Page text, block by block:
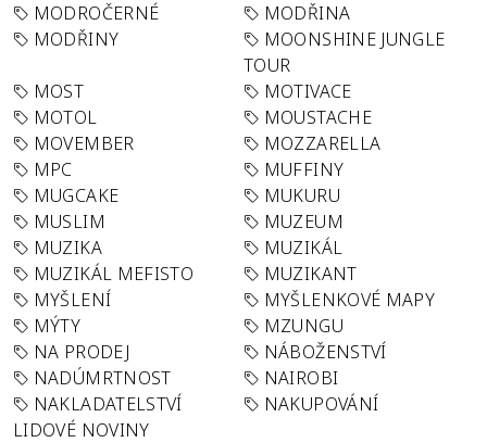
MODROČERNÉ
MODŘINA
MODŘINY
MOONSHINE JUNGLE
TOUR
MOST
MOTIVACE
MOTOL
MOUSTACHE
MOVEMBER
MOZZARELLA
MPC
MUFFINY
MUGCAKE
MUKURU
MUSLIM
MUZEUM
MUZIKA
MUZIKÁL
MUZIKÁL MEFISTO
MUZIKANT
MYŠLENÍ
MYŠLENKOVÉ MAPY
MÝTY
MZUNGU
NA PRODEJ
NÁBOŽENSTVÍ
NADÚMRTNOST
NAIROBI
NAKLADATELSTVÍ
LIDOVÉ NOVINY
NAKUPOVÁNÍ